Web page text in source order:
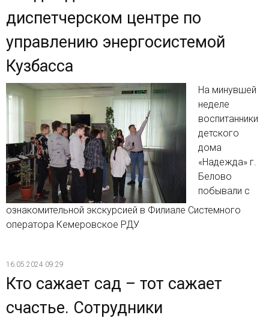
диспетчерском центре по
управлению энергосистемой
Кузбасса
На минувшей
неделе
воспитанники
детского
дома
«Надежда» г.
Белово
побывали с
ознакомительной экскурсией в Филиале Системного
оператора Кемеровское РДУ
16.05.2024 09:29
Кто сажает сад – тот сажает
счастье. Сотрудники